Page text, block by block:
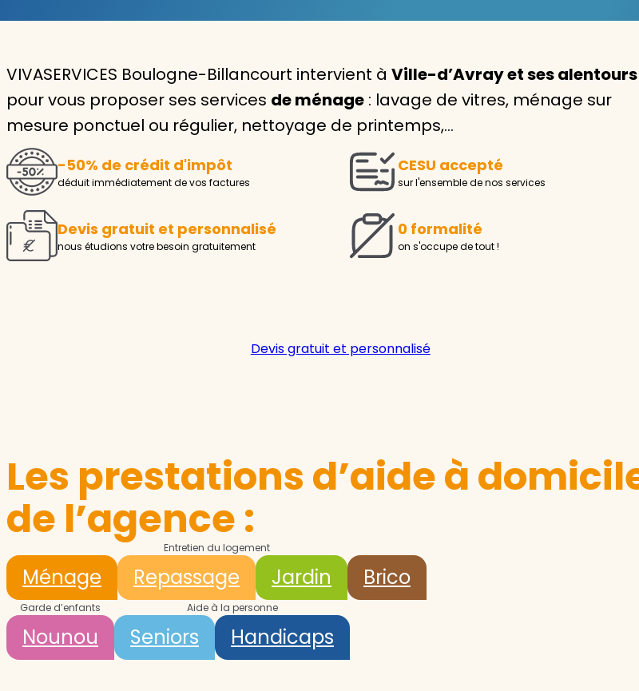
Aide à la personne
Handicaps
Voir tous les services
Avec
service à domicile
correspond !
Pour l’entretien de votre logement,
ou l’accompagnement d’un parent,
Demander un devis gratuit
VIVASERVICES Boulogne-Billancourt intervient à Ville-d’Avray et ses alentours
pour vous proposer ses services de ménage : lavage de vitres, ménage sur
mesure ponctuel ou régulier, nettoyage de printemps,…
-50% de crédit d'impôt
déduit immédiatement de vos factures
CESU accepté
sur l'ensemble de nos services
Devis gratuit et personnalisé
nous étudions votre besoin gratuitement
0 formalité
on s'occupe de tout !
Devis gratuit et personnalisé
Les prestations d’aide à
de l’agence :
Entretien du logement
Ménage Repassage Jardin Brico
Garde d’enfants
Nounou
Aide à la personne
Seniors Handicaps